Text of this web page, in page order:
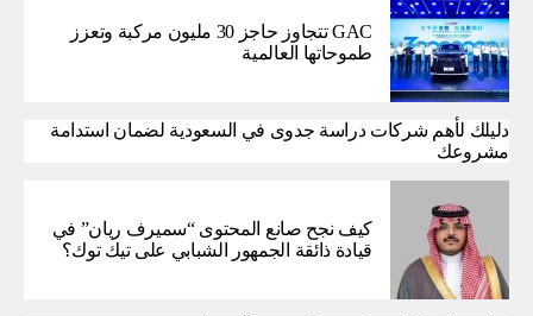
GAC تتجاوز حاجز 30 مليون مركبة وتعزز
طموحاتها العالمية
دليلك لأهم شركات دراسة جدوى في السعودية لضمان استدامة
مشروعك
كيف نجح صانع المحتوى “سميرف ريان” في
قيادة ذائقة الجمهور الشبابي على تيك توك؟